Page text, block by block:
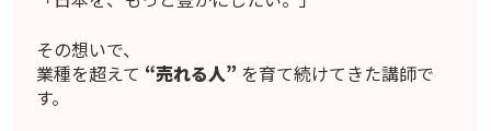
その想いで、
業種を超えて “売れる人” を育て続けてきた講師で
す。